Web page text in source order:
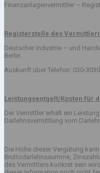
Registerstelle des
Deutscher Industrie – und
Berlin
Auskunft über Telefon: 030-
Leistungsentgelt/Kosten für
Der Vermittler erhält ein
Darlehnsvermittlung vom
Die Höhe dieser Vergütung
Bruttodarlehnssumme,
des Vermittlers konkret sein